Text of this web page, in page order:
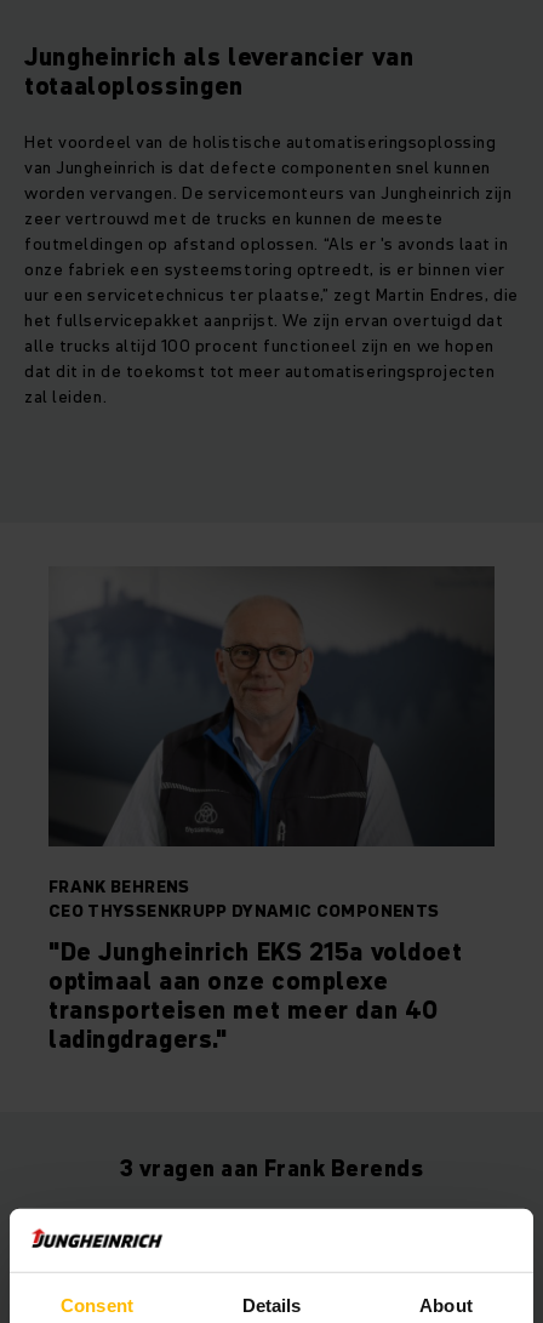
Consent Details About
Jungheinrich als leverancier van
totaaloplossingen
Het voordeel van de holistische automatiseringsoplossing
van Jungheinrich is dat defecte componenten snel kunnen
worden vervangen. De servicemonteurs van Jungheinrich zijn
zeer vertrouwd met de trucks en kunnen de meeste
foutmeldingen op afstand oplossen. “Als er 's avonds laat in
onze fabriek een systeemstoring optreedt, is er binnen vier
uur een servicetechnicus ter plaatse,” zegt Martin Endres, die
het fullservicepakket aanprijst. We zijn ervan overtuigd dat
alle trucks altijd 100 procent functioneel zijn en we hopen
dat dit in de toekomst tot meer automatiseringsprojecten
zal leiden.
FRANK BEHRENS
CEO THYSSENKRUPP DYNAMIC COMPONENTS
"De Jungheinrich EKS 215a voldoet
optimaal aan onze complexe
transporteisen met meer dan 40
ladingdragers."
3 vragen aan Frank Berends